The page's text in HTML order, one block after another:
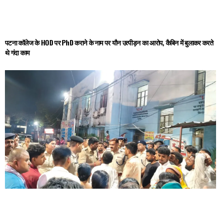
पटना कॉलेज के HOD पर PhD कराने के नाम पर यौन उत्पीड़न का आरोप, कैबिन में बुलाकर करते
थे गंदा काम